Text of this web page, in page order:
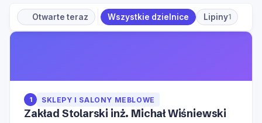
Otwarte teraz Wszystkie dzielnice Lipiny1
1 SKLEPY I SALONY MEBLOWE
Zakład Stolarski inż. Michał Wiśniewski